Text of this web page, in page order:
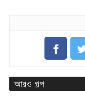
আরও গল্প